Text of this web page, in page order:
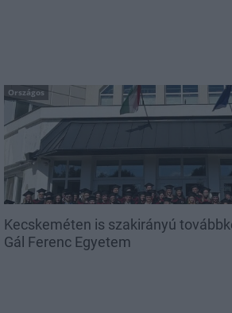
Országos
Kecskeméten is szakirányú
Gál Ferenc Egyetem